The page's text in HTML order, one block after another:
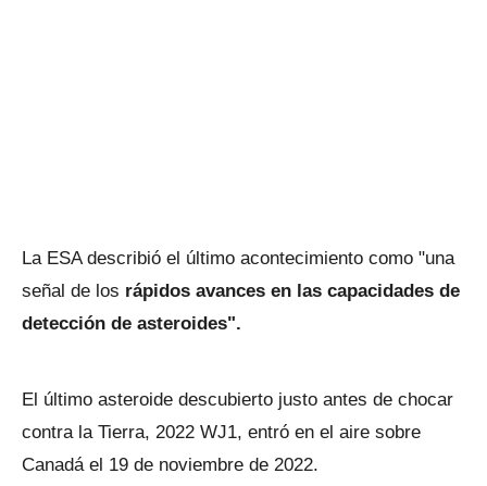
La ESA describió el último acontecimiento como "una
señal de los rápidos avances en las capacidades de
detección de asteroides".
El último asteroide descubierto justo antes de chocar
contra la Tierra, 2022 WJ1, entró en el aire sobre
Canadá el 19 de noviembre de 2022.